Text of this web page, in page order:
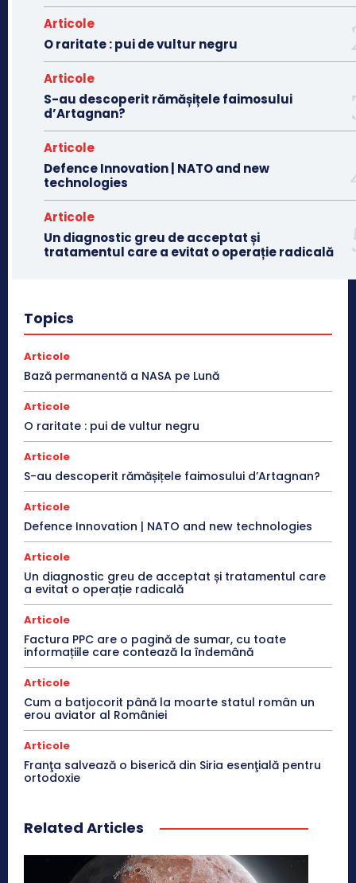
Articole
O raritate : pui de vultur negru
Articole
S-au descoperit rămășițele faimosului
d’Artagnan?
Articole
Defence Innovation | NATO and new
technologies
Articole
Un diagnostic greu de acceptat și
tratamentul care a evitat o operație radicală
Topics
Articole
Bază permanentă a NASA pe Lună
Articole
O raritate : pui de vultur negru
Articole
S-au descoperit rămășițele faimosului d’Artagnan?
Articole
Defence Innovation | NATO and new technologies
Articole
Un diagnostic greu de acceptat și tratamentul care
a evitat o operație radicală
Articole
Factura PPC are o pagină de sumar, cu toate
informațiile care contează la îndemână
Articole
Cum a batjocorit până la moarte statul român un
erou aviator al României
Articole
Franţa salvează o biserică din Siria esenţială pentru
ortodoxie
Related Articles